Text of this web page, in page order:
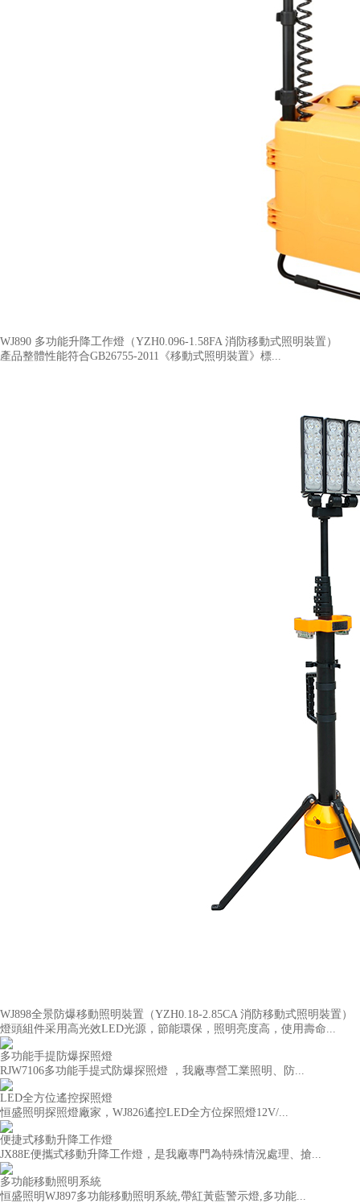
WJ890 多功能升降工作燈（YZH0.096-1.58FA 消防移動式照明裝置​）
產品整體性能符合GB26755-2011《移動式照明裝置》標...
WJ898全景防爆移動照明裝置（YZH0.18-2.85CA 消防移動式照明裝置）
燈頭組件采用高光效LED光源，節能環保，照明亮度高，使用壽命...
多功能手提防爆探照燈
RJW7106多功能手提式防爆探照燈 ，我廠專營工業照明、防...
LED全方位遙控探照燈
恒盛照明探照燈廠家，WJ826遙控LED全方位探照燈12V/...
便捷式移動升降工作燈
JX88E便攜式移動升降工作燈，是我廠專門為特殊情況處理、搶...
多功能移動照明系統
恒盛照明WJ897多功能移動照明系統,帶紅黃藍警示燈,多功能...